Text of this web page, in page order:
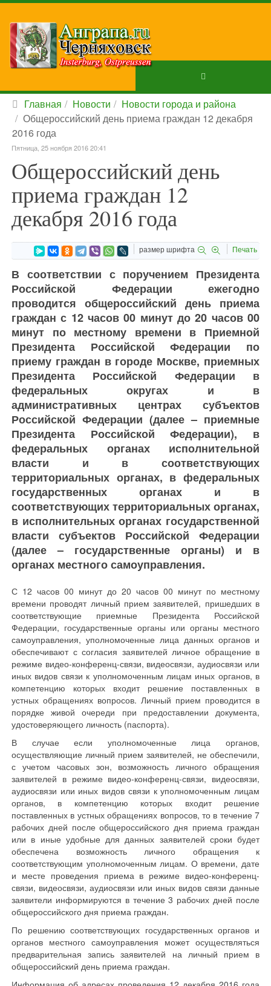
Главная Новости
Новости города и района
Общероссийский день приема граждан 12 декабря
2016 года
Пятница, 25 ноября 2016 20:41
Общероссийский день
приема граждан 12
декабря 2016 года
размер шрифта Печать
В соответствии с поручением Президента
Российской Федерации ежегодно
проводится общероссийский день приема
граждан с 12 часов 00 минут до 20 часов 00
минут по местному времени в Приемной
Президента Российской Федерации по
приему граждан в городе Москве, приемных
Президента Российской Федерации в
федеральных округах и в
административных центрах субъектов
Российской Федерации (далее – приемные
Президента Российской Федерации), в
федеральных органах исполнительной
власти и в соответствующих
территориальных органах, в федеральных
государственных органах и в
соответствующих территориальных органах,
в исполнительных органах государственной
власти субъектов Российской Федерации
(далее – государственные органы) и в
органах местного самоуправления.
С 12 часов 00 минут до 20 часов 00 минут по местному
времени проводят личный прием заявителей, пришедших в
соответствующие приемные Президента Российской
Федерации, государственные органы или органы местного
самоуправления, уполномоченные лица данных органов и
обеспечивают с согласия заявителей личное обращение в
режиме видео-конференц-связи, видеосвязи, аудиосвязи или
иных видов связи к уполномоченным лицам иных органов, в
компетенцию которых входит решение поставленных в
устных обращениях вопросов. Личный прием проводится в
порядке живой очереди при предоставлении документа,
удостоверяющего личность (паспорта).
В случае если уполномоченные лица органов,
осуществляющие личный прием заявителей, не обеспечили,
с учетом часовых зон, возможность личного обращения
заявителей в режиме видео-конференц-связи, видеосвязи,
аудиосвязи или иных видов связи к уполномоченным лицам
органов, в компетенцию которых входит решение
поставленных в устных обращениях вопросов, то в течение 7
рабочих дней после общероссийского дня приема граждан
или в иные удобные для данных заявителей сроки будет
обеспечена возможность личного обращения к
соответствующим уполномоченным лицам. О времени, дате
и месте проведения приема в режиме видео-конференц-
связи, видеосвязи, аудиосвязи или иных видов связи данные
заявители информируются в течение 3 рабочих дней после
общероссийского дня приема граждан.
По решению соответствующих государственных органов и
органов местного самоуправления может осуществляться
предварительная запись заявителей на личный прием в
общероссийский день приема граждан.